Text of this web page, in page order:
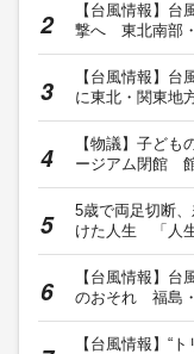
【台風情報】
撃へ 東北南部
【台風情報】台
に東北・関東地
【物議】子ども
ージアム閉館
5歳で両足切断
けた人生 「人
【台風情報】
のおそれ 福島
【台風情報】“